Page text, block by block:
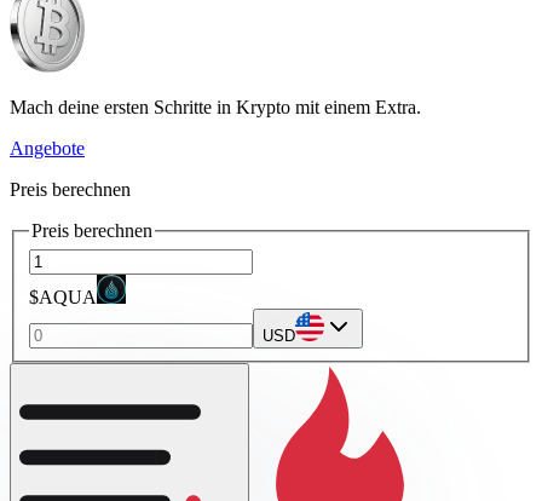
Mach deine ersten Schritte in Krypto mit einem Extra.
Angebote
Preis berechnen
Preis berechnen
$AQUA
USD